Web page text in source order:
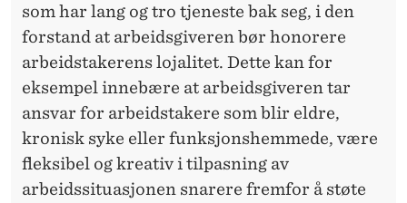
som har lang og tro tjeneste bak seg, i den
forstand at arbeidsgiveren bør honorere
arbeidstakerens lojalitet. Dette kan for
eksempel innebære at arbeidsgiveren tar
ansvar for arbeidstakere som blir eldre,
kronisk syke eller funksjonshemmede, være
fleksibel og kreativ i tilpasning av
arbeidssituasjonen snarere fremfor å støte